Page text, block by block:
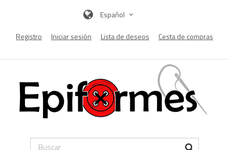
Español
Registro Iniciar sesión Lista de deseos Cesta de compras